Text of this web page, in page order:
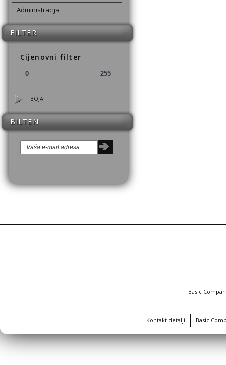
Administracija
FILTER
Cijenovni filter
BOJA
BILTEN
Basic
Kontakt detalji Basic